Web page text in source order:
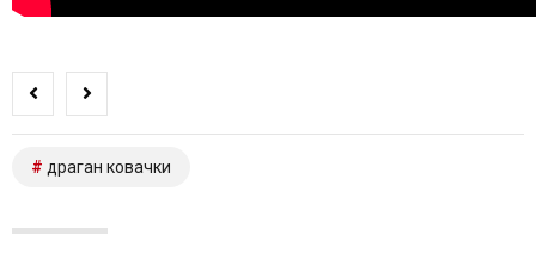
драган ковачки